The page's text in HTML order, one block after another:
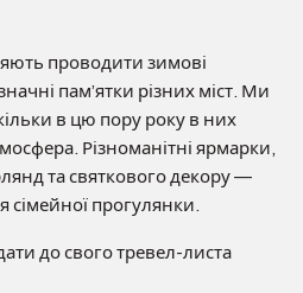
проводити зимові
пам’ятки різних міст. Ми
в цю пору року в них
Різноманітні ярмарки,
та святкового декору —
прогулянки.
до свого тревел-листа